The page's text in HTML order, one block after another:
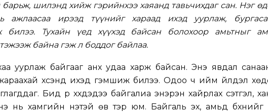
барьж, шилэнд хийж гэрийнхээ хаяанд тавьчихдаг сан. Нэг
ажлаасаа ирээд түүнийг хараад ихэд уурлаж,
билээ. Тухайн үед хүүхэд байсан болохоор амьтныг
байна гэж л боддог байлаа.
уурлаж байгааг анх удаа харж байсан. Энэ явдал
үхсэнд ихэд гэмшиж билээ. Одоо ч ийм үйлдэл
Бид үр хүүхдэдээ байгалиа энэрэн хайрлах сэтгэл,
нь хамгийн үнэтэй өв тэр юм. Байгаль эх, амьд бүхнийг